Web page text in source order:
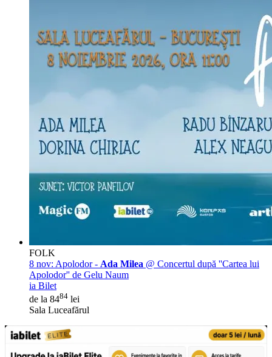
FOLK
8 nov: Apolodor - Ada Milea @ Concertul după ''Cartea lui
Apolodor'' de Gelu Naum
ia Bilet
de la 8484 lei
Sala Luceafărul